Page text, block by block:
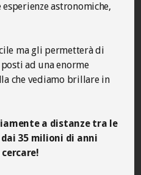
astronomiche,
ma gli permetterà di
ad una enorme
che vediamo brillare in
a distanze tra le
35 milioni di anni